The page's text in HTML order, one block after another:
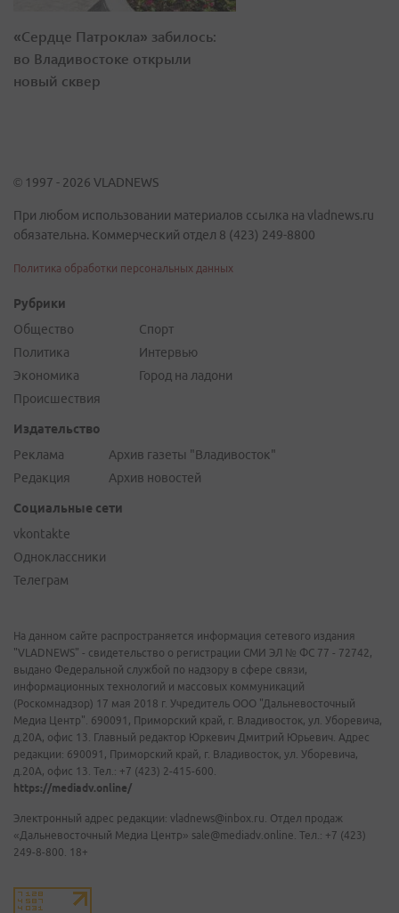
«Сердце Патрокла» забилось:
во Владивостоке открыли
новый сквер
© 1997 - 2026 VLADNEWS
При любом использовании материалов ссылка на vladnews.ru
обязательна. Коммерческий отдел 8 (423) 249-8800
Политика обработки персональных данных
Рубрики
Общество
Политика
Экономика
Происшествия
Спорт
Интервью
Город на ладони
Издательство
Реклама
Редакция
Архив газеты "Владивосток"
Архив новостей
Социальные сети
vkontakte
Одноклассники
Телеграм
На данном сайте распространяется информация сетевого издания
"VLADNEWS" - свидетельство о регистрации СМИ ЭЛ № ФС 77 - 72742,
выдано Федеральной службой по надзору в сфере связи,
информационных технологий и массовых коммуникаций
(Роскомнадзор) 17 мая 2018 г. Учредитель ООО "Дальневосточный
Медиа Центр". 690091, Приморский край, г. Владивосток, ул. Уборевича,
д.20А, офис 13. Главный редактор Юркевич Дмитрий Юрьевич. Адрес
редакции: 690091, Приморский край, г. Владивосток, ул. Уборевича,
д.20А, офис 13. Тел.: +7 (423) 2-415-600.
https://mediadv.online/
Электронный адрес редакции: vladnews@inbox.ru. Отдел продаж
«Дальневосточный Медиа Центр» sale@mediadv.online. Тел.: +7 (423)
249-8-800. 18+